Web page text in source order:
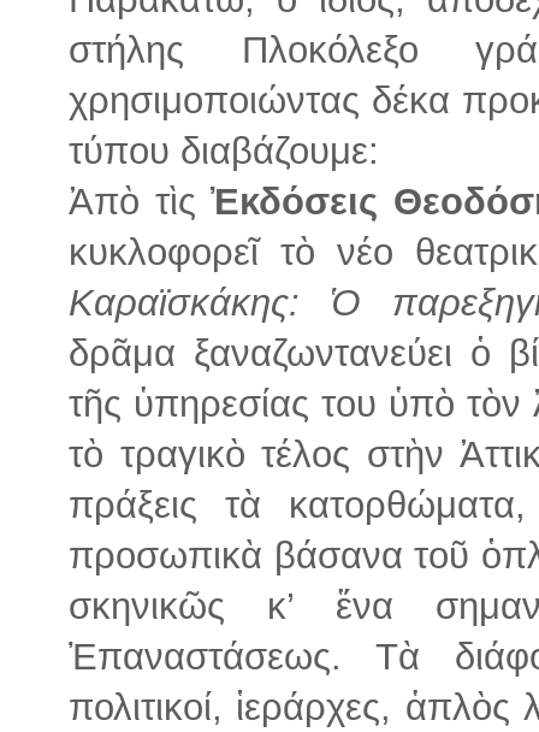
στήλης Πλοκόλεξο
χρησιμοποιώντας δέκα
τύπου διαβάζουμε:
Ἀπὸ τὶςἘκδόσεις
κυκλοφορεῖ τὸ νέο
Καραϊσκάκης: Ὁ
δρᾶμα ξαναζωντανεύει ὁ
τῆς ὑπηρεσίας του ὑπὸ
τὸ τραγικὸ τέλος στὴν
πράξεις τὰ
προσωπικὰ βάσανα τοῦ
σκηνικῶς κ’ ἕνα
Ἐπαναστάσεως. Τὰ
πολιτικοί, ἱεράρχες,